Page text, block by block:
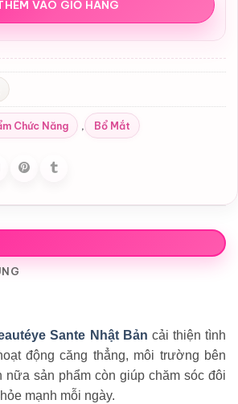
VÀO GIỎ HÀNG
Chức Năng , Bổ Mắt
Sante Nhật Bản cải thiện tình
động căng thẳng, môi trường bên
nữa sản phẩm còn giúp chăm sóc đôi
mạnh mỗi ngày.